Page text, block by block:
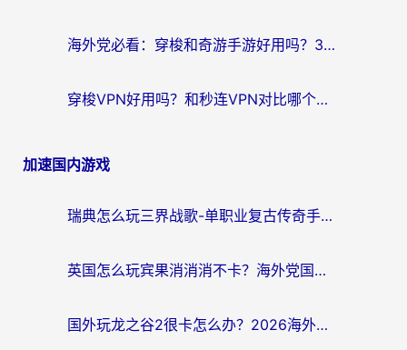
海外党必看：穿梭和奇游手游好用吗？3步选对回国加速器，流畅看CCTV5海外直播
穿梭VPN好用吗？和秒连VPN对比哪个回国效果更好？海外党亲测实用指南
加速国内游戏
瑞典怎么玩三界战歌-单职业复古传奇手游？海外党国服游戏加速终极指南
英国怎么玩宾果消消消不卡？海外党国服游戏加速终极攻略（附守望第九大陆解决办法）
国外玩龙之谷2很卡怎么办？2026海外党必看的国服游戏加速全攻略